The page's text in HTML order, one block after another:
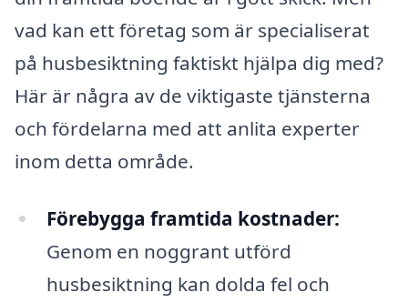
vad kan ett företag som är specialiserat
på husbesiktning faktiskt hjälpa dig med?
Här är några av de viktigaste tjänsterna
och fördelarna med att anlita experter
inom detta område.
Förebygga framtida kostnader:
Genom en noggrant utförd
husbesiktning kan dolda fel och